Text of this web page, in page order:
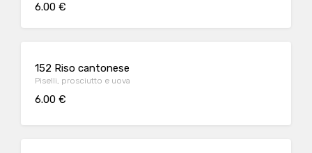
6.00 €
152 Riso cantonese
Piselli, prosciutto e uova
6.00 €